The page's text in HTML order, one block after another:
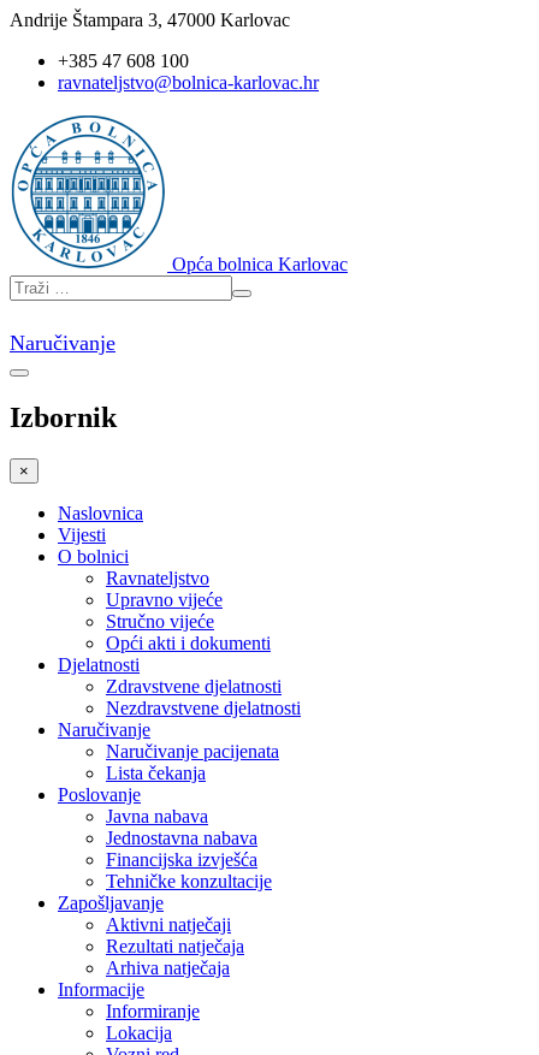
Andrije Štampara 3, 47000 Karlovac
+385 47 608 100
ravnateljstvo@bolnica-karlovac.hr
Opća bolnica Karlovac
Naručivanje
Izbornik
×
Naslovnica
Vijesti
O bolnici
Ravnateljstvo
Upravno vijeće
Stručno vijeće
Opći akti i dokumenti
Djelatnosti
Zdravstvene djelatnosti
Nezdravstvene djelatnosti
Naručivanje
Naručivanje pacijenata
Lista čekanja
Poslovanje
Javna nabava
Jednostavna nabava
Financijska izvješća
Tehničke konzultacije
Zapošljavanje
Aktivni natječaji
Rezultati natječaja
Arhiva natječaja
Informacije
Informiranje
Lokacija